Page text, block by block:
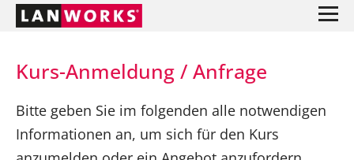
Kurs-Anmeldung / Anfrage
Bitte geben Sie im folgenden alle notwendigen
Informationen an, um sich für den Kurs